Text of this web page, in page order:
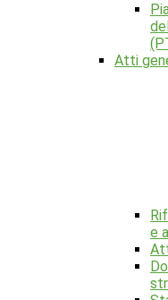
Atti
e